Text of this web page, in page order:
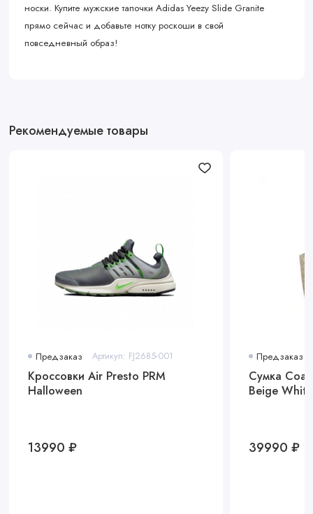
носки. Купите мужские тапочки Adidas Yeezy Slide Granite
прямо сейчас и добавьте нотку роскоши в свой
повседневный образ!
Рекомендуемые товары
Предзаказ Артикул: FJ2685-001
Кроссовки Air Presto PRM
Halloween
13990 ₽
Предзаказ
Сумка
Beige White
39990 ₽